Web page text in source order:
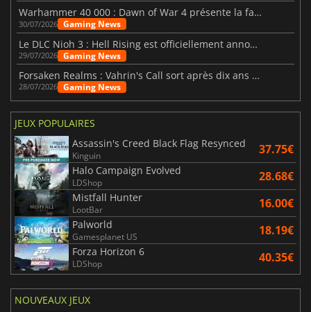
Warhammer 40 000 : Dawn of War 4 présente la faction des Nécrons
30/07/2026 Gaming News
Le DLC Nioh 3 : Hell Rising est officiellement annoncé
29/07/2026 Gaming News
Forsaken Realms : Vahrin's Call sort après dix ans de développement
28/07/2026 Gaming News
JEUX POPULAIRES
Assassin's Creed Black Flag Resynced
Kinguin 37.75€
Halo Campaign Evolved
LDShop 28.68€
Mistfall Hunter
LootBar 16.00€
Palworld
Gamesplanet US 18.19€
Forza Horizon 6
LDShop 40.35€
NOUVEAUX JEUX